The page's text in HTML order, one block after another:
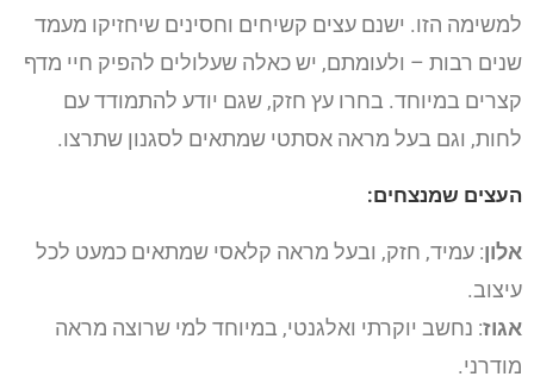
למשימה הזו. ישנם עצים קשיחים וחסינים שיחזיקו מעמד
שנים רבות – ולעומתם, יש כאלה שעלולים להפיק חיי מדף
קצרים במיוחד. בחרו עץ חזק, שגם יודע להתמודד עם
לחות, וגם בעל מראה אסתטי שמתאים לסגנון שתרצו.
העצים שמנצחים:
אלון: עמיד, חזק, ובעל מראה קלאסי שמתאים כמעט לכל
עיצוב.
אגוז: נחשב יוקרתי ואלגנטי, במיוחד למי שרוצה מראה
מודרני.